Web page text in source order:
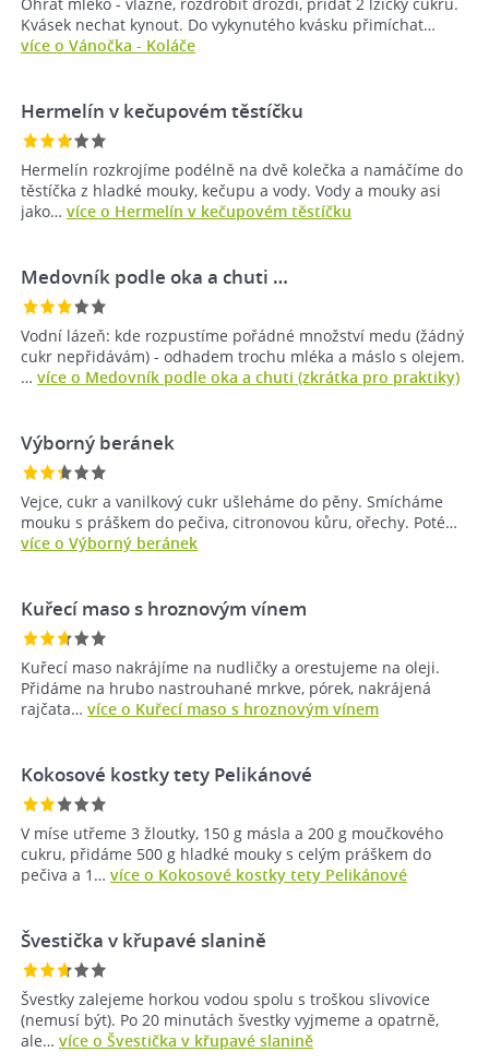
Kvásek nechat kynout. Do vykynutého kvásku přimíchat…
více o Vánočka - Koláče
Hermelín v kečupovém těstíčku
Hermelín rozkrojíme podélně na dvě kolečka a namáčíme do
těstíčka z hladké mouky, kečupu a vody. Vody a mouky asi
jako… více o Hermelín v kečupovém těstíčku
Medovník podle oka a chuti …
Vodní lázeň: kde rozpustíme pořádné množství medu (žádný
cukr nepřidávám) - odhadem trochu mléka a máslo s olejem.
… více o Medovník podle oka a chuti (zkrátka pro praktiky)
Výborný beránek
Vejce, cukr a vanilkový cukr ušleháme do pěny. Smícháme
mouku s práškem do pečiva, citronovou kůru, ořechy. Poté…
více o Výborný beránek
Kuřecí maso s hroznovým vínem
Kuřecí maso nakrájíme na nudličky a orestujeme na oleji.
Přidáme na hrubo nastrouhané mrkve, pórek, nakrájená
rajčata… více o Kuřecí maso s hroznovým vínem
Kokosové kostky tety Pelikánové
V míse utřeme 3 žloutky, 150 g másla a 200 g moučkového
cukru, přidáme 500 g hladké mouky s celým práškem do
pečiva a 1… více o Kokosové kostky tety Pelikánové
Švestička v křupavé slanině
Švestky zalejeme horkou vodou spolu s troškou slivovice
(nemusí být). Po 20 minutách švestky vyjmeme a opatrně,
ale… více o Švestička v křupavé slanině